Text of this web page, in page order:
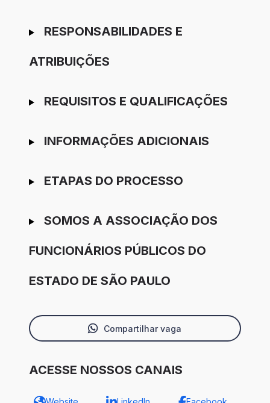
RESPONSABILIDADES E
ATRIBUIÇÕES
REQUISITOS E QUALIFICAÇÕES
INFORMAÇÕES ADICIONAIS
ETAPAS DO PROCESSO
SOMOS A ASSOCIAÇÃO DOS
FUNCIONÁRIOS PÚBLICOS DO
ESTADO DE SÃO PAULO
Compartilhar vaga
ACESSE NOSSOS CANAIS